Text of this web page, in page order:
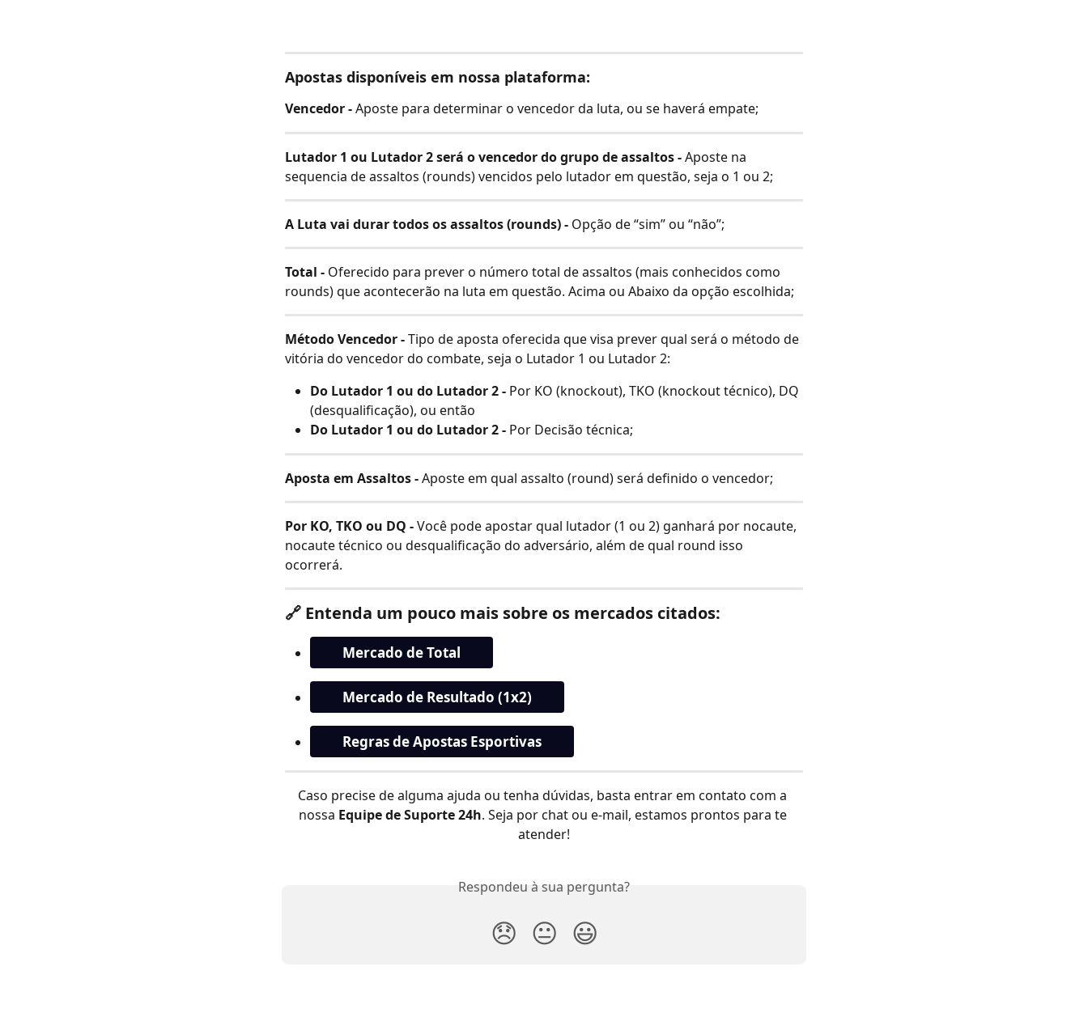
Apostas disponíveis em nossa plataforma:
Vencedor - Aposte para determinar o vencedor da luta, ou se haverá empate;
Lutador 1 ou Lutador 2 será o vencedor do grupo de assaltos - Aposte na
sequencia de assaltos (rounds) vencidos pelo lutador em questão, seja o 1 ou 2;
A Luta vai durar todos os assaltos (rounds) - Opção de “sim” ou “não”;
Total - Oferecido para prever o número total de assaltos (mais conhecidos como
rounds) que acontecerão na luta em questão. Acima ou Abaixo da opção escolhida;
Método Vencedor - Tipo de aposta oferecida que visa prever qual será o método de
vitória do vencedor do combate, seja o Lutador 1 ou Lutador 2:
Do Lutador 1 ou do Lutador 2- Por KO (knockout), TKO (knockout técnico), DQ
(desqualificação), ou então
Do Lutador 1 ou do Lutador 2 - Por Decisão técnica;
Aposta em Assaltos - Aposte em qual assalto (round) será definido o vencedor;
Por KO, TKO ou DQ - Você pode apostar qual lutador (1 ou 2) ganhará por nocaute,
nocaute técnico ou desqualificação do adversário, além de qual round isso
ocorrerá.
🔗 Entenda um pouco mais sobre os mercados citados:
Mercado de Total
Mercado de Resultado (1x2)
Regras de Apostas Esportivas
Caso precise de alguma ajuda ou tenha dúvidas, basta entrar em contato com a
nossa Equipe de Suporte 24h. Seja por chat ou e-mail, estamos prontos para te
atender!
Respondeu à sua pergunta?
😞 😐 😃